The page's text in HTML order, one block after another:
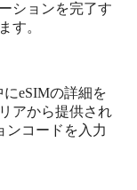
ションを完了す
す。
eSIMの詳細を
アから提供され
ンコードを入力